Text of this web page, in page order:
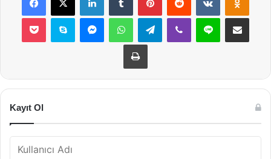
Pocket Skype MessengerWhatsAppTelegramViber Line E-Posta ile
Yazdır
Kayıt Ol